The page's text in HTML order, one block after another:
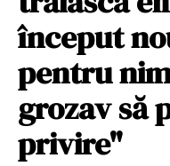
început
pentru
grozav să
privire"